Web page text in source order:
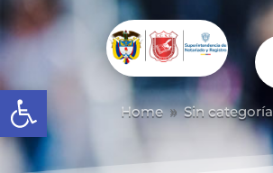
Abrir barra de herramientas
Home 9 Sin categoría